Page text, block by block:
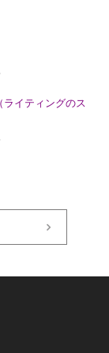
ライティングのス